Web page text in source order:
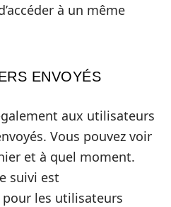
à un même
ENVOYÉS
aux utilisateurs
Vous pouvez voir
et à quel moment.
suivi est
les utilisateurs